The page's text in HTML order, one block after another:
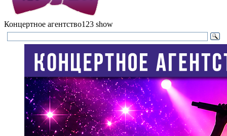
Концертное агентство123 show